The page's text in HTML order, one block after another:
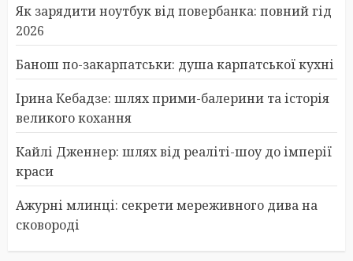
Як зарядити ноутбук від повербанка: повний гід
2026
Банош по-закарпатськи: душа карпатської кухні
Ірина Кебадзе: шлях прими-балерини та історія
великого кохання
Кайлі Дженнер: шлях від реаліті-шоу до імперії
краси
Ажурні млинці: секрети мереживного дива на
сковороді